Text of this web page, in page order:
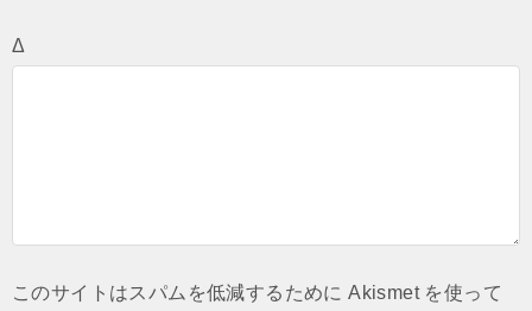
Δ
このサイトはスパムを低減するために Akismet を使って